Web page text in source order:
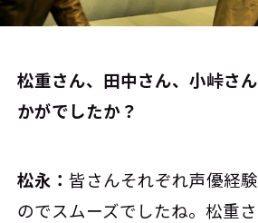
――松重さん、田中さん、小峠さ
かがでしたか？
松永：皆さんそれぞれ声優経
のでスムーズでしたね。松重